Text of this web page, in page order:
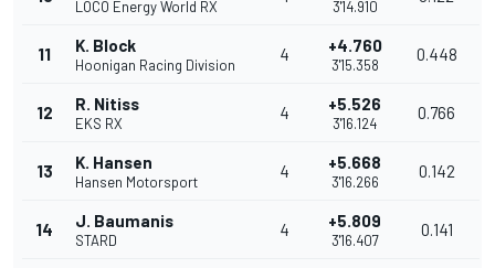
LOCO Energy World RX 3'14.910
11 K. Block
Hoonigan Racing Division
4 +4.760
3'15.358
0.448
12 R. Nitiss
EKS RX
4 +5.526
3'16.124
0.766
13 K. Hansen
Hansen Motorsport
4 +5.668
3'16.266
0.142
14 J. Baumanis
STARD
4 +5.809
3'16.407
0.141